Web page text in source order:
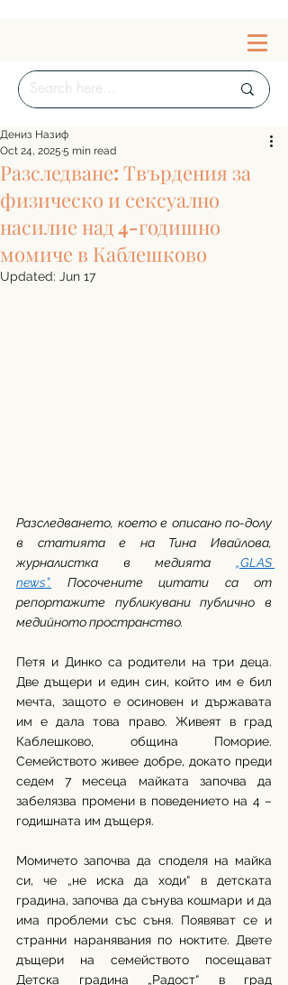
Разследване: Твърдения за
физическо и сексуално
насилие над 4-годишно
момиче в Каблешково
Дениз Назиф
Oct 24, 2025 5 min read
Updated: Jun 17
Разследването, което е описано по-долу
в статията е на Тина Ивайлова,
журналистка в медията „GLAS
news”. Посочените цитати са от
репортажите публикувани публично в
медийното пространство.
Петя и Динко са родители на три деца.
Две дъщери и един син, който им е бил
мечта, защото е осиновен и държавата
им е дала това право. Живеят в град
Каблешково, община Поморие.
Семейството живее добре, докато преди
седем 7 месеца майката започва да
забелязва промени в поведението на 4 –
годишната им дъщеря.
Момичето започва да споделя на майка
си, че „не иска да ходи“ в детската
градина, започва да сънува кошмари и да
има проблеми със съня. Появяват се и
странни наранявания по ноктите. Двете
дъщери на семейството посещават
Детска градина „Радост“ в град